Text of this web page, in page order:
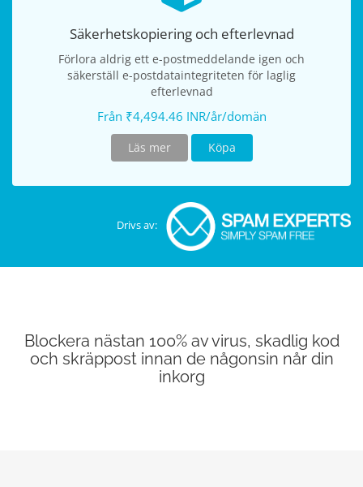
Säkerhetskopiering och efterlevnad
Förlora aldrig ett e-postmeddelande igen och
säkerställ e-postdataintegriteten för laglig
efterlevnad
Från ₹4,494.46 INR/år/domän
Läs mer Köpa
Drivs av:
Blockera nästan 100% av virus, skadlig kod
och skräppost innan de någonsin når din
inkorg